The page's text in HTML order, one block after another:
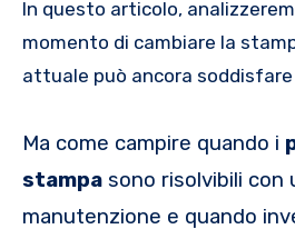
In questo articolo,
momento di cambiare la
attuale può ancora
Ma come campire quando i
stampa sono risolvibili con
manutenzione e quando